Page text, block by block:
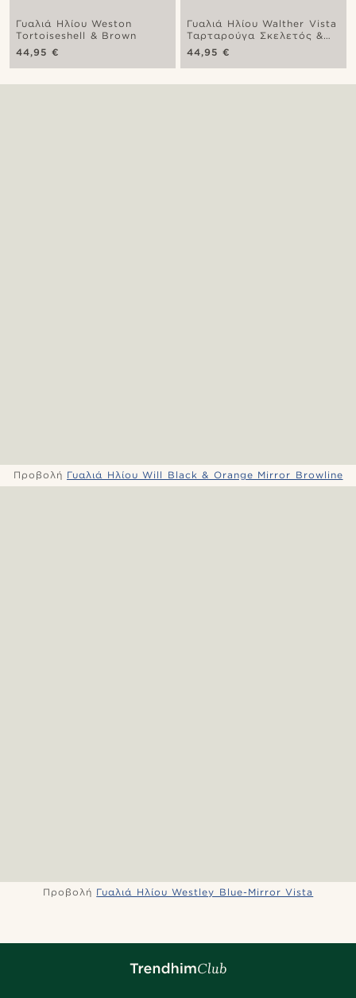
Γυαλιά Ηλίου Weston
Tortoiseshell & Brown
44,95 €
Γυαλιά Ηλίου Walther Vista
Ταρταρούγα Σκελετός &
Clip-On Φακοί
44,95 €
Προβολή Γυαλιά Ηλίου Will Black & Orange Mirror Browline
Προβολή Γυαλιά Ηλίου Westley Blue-Mirror Vista